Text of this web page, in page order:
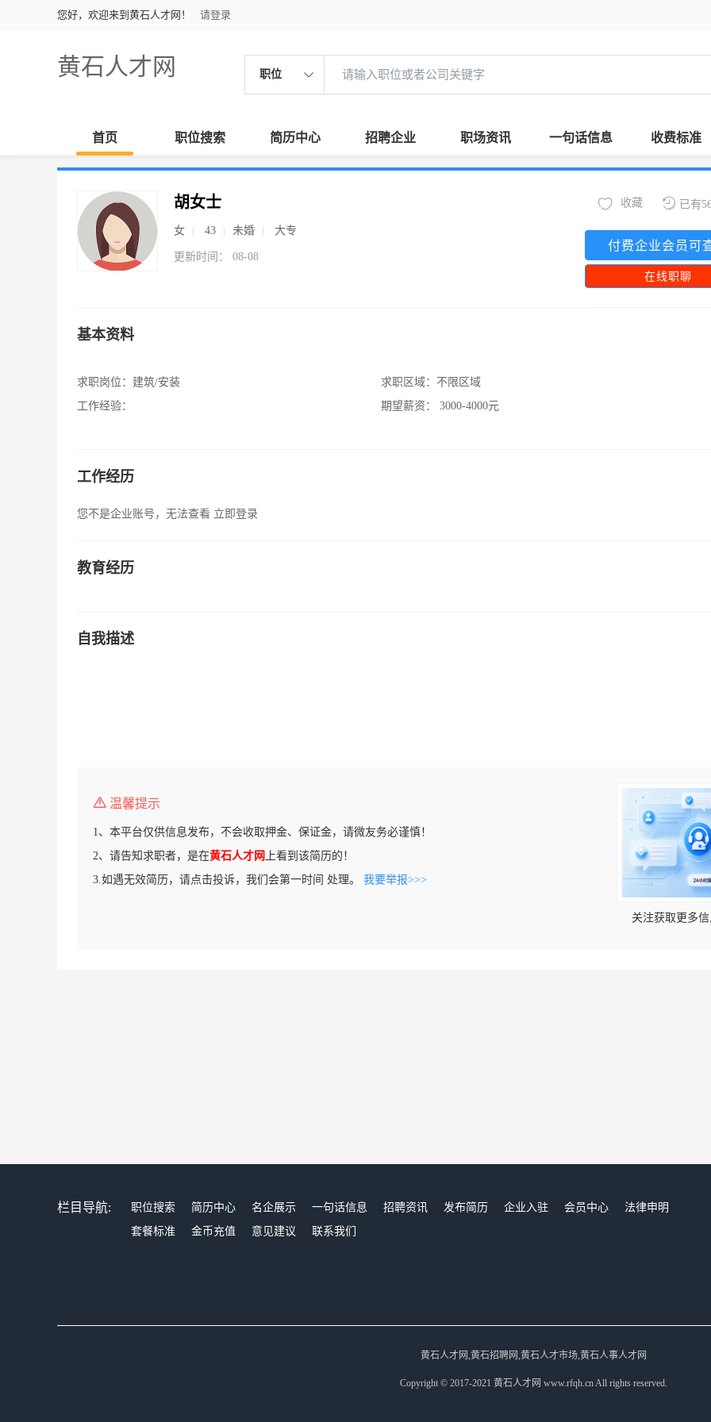
您好，欢迎来到黄石人才网！ 请登录
黄石人才网 职位
首页 职位搜索 简历中心 招聘企业 职场资讯 一句话信息 收费标准
胡女士
女 43 未婚 大专
更新时间： 08-08
已有
收藏
付费企业会员可
在线职聊
基本资料
求职岗位： 建筑/安装
工作经验：
求职区域： 不限区域
期望薪资：
3000-4000元
工作经历
您不是企业账号，无法查看 立即登录
教育经历
自我描述
温馨提示
1、本平台仅供信息发布，不会收取押金、保证金，请微友务必谨慎！
2、请告知求职者，是在黄石人才网 上看到该简历的！
3.如遇无效简历，请点击投诉，我们会第一时间 处理。 我要举报>>>
关注获取更多
栏目导航: 职位搜索 简历中心 名企展示 一句话信息 招聘资讯 发布简历 企业入驻 会员中心
法律申明
套餐标准
金币充值 意见建议 联系我们
黄石人才网,黄石招聘网,黄石人才市场,黄石人事人才网
Copyright © 2017-2021 黄石人才网 www.rfqh.cn All rights reserved.